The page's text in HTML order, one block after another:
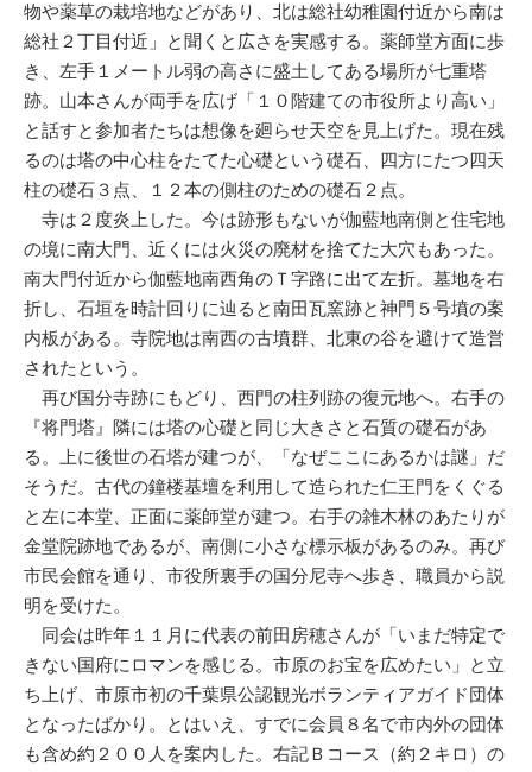
物や薬草の栽培地などがあり、北は総社幼稚園付近から南は
総社２丁目付近」と聞くと広さを実感する。薬師堂方面に歩
き、左手１メートル弱の高さに盛土してある場所が七重塔
跡。山本さんが両手を広げ「１０階建ての市役所より高い」
と話すと参加者たちは想像を廻らせ天空を見上げた。現在残
るのは塔の中心柱をたてた心礎という礎石、四方にたつ四天
柱の礎石３点、１２本の側柱のための礎石２点。
寺は２度炎上した。今は跡形もないが伽藍地南側と住宅地
の境に南大門、近くには火災の廃材を捨てた大穴もあった。
南大門付近から伽藍地南西角のＴ字路に出て左折。墓地を右
折し、石垣を時計回りに辿ると南田瓦窯跡と神門５号墳の案
内板がある。寺院地は南西の古墳群、北東の谷を避けて造営
されたという。
再び国分寺跡にもどり、西門の柱列跡の復元地へ。右手の
『将門塔』隣には塔の心礎と同じ大きさと石質の礎石があ
る。上に後世の石塔が建つが、「なぜここにあるかは謎」だ
そうだ。古代の鐘楼基壇を利用して造られた仁王門をくぐる
と左に本堂、正面に薬師堂が建つ。右手の雑木林のあたりが
金堂院跡地であるが、南側に小さな標示板があるのみ。再び
市民会館を通り、市役所裏手の国分尼寺へ歩き、職員から説
明を受けた。
同会は昨年１１月に代表の前田房穂さんが「いまだ特定で
きない国府にロマンを感じる。市原のお宝を広めたい」と立
ち上げ、市原市初の千葉県公認観光ボランティアガイド団体
となったばかり。とはいえ、すでに会員８名で市内外の団体
も含め約２００人を案内した。右記Ｂコース（約２キロ）の